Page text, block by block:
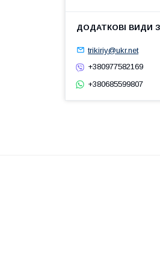
trikiriy@ukr.net
+380977582169
+380685599807